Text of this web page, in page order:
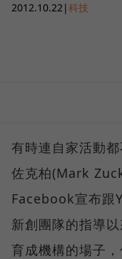
2012.10.22|科技
有時連自家活動
佐克柏(Mark
Facebook宣布
新創團隊的指導
育成機構的場子